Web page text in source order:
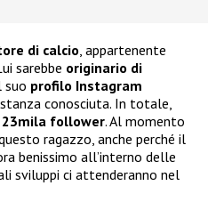
di calcio, appartenente
sarebbe originario di
suo profilo Instagram
conosciuta. In totale,
23mila follower. Al momento
ragazzo, anche perché il
benissimo all’interno delle
sviluppi ci attenderanno nel